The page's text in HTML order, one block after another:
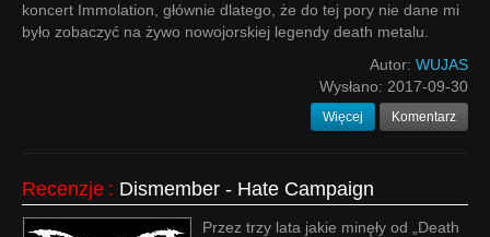
koncert Immolation, głównie dlatego, że do tej pory nie dane mi
było zobaczyć na żywo nowojorskiej legendy death metalu.
Autor: WUJAS
Wysłano: 2017-09-30
Więcej Komentarz
Recenzje : Dismember - Hate Campaign
Przez trzy lata jakie minęły od „Death